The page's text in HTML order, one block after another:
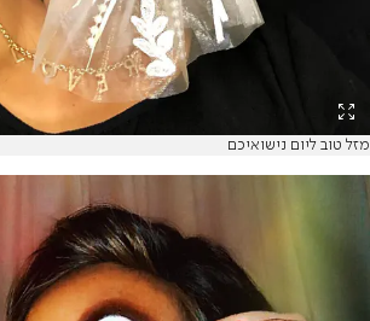
מזל טוב ליום נישואיכם